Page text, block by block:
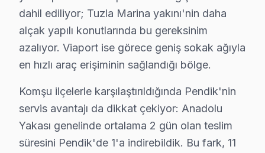
Sapanbağları'nda Hisense TV Servisi
Sapanbağları Mahallesi, genellikle konforlu yaşam
Sülüntepe'de Hisense TV Servisi
Sülüntepe Mahallesi, genellikle sakin bir yaşam
Şeyhli'de Hisense TV Servisi
Şeyhli Mahallesi, yoğun bir yerleşim yapısına sahip
dahil ediliyor; Tuzla Marina yakını'nin daha
alçak yapılı konutlarında bu gereksinim
azalıyor. Viaport ise görece geniş sokak ağıyla
en hızlı araç erişiminin sağlandığı bölge.
Komşu ilçelerle karşılaştırıldığında Pendik'nin
servis avantajı da dikkat çekiyor: Anadolu
Yakası genelinde ortalama 2 gün olan teslim
süresini Pendik'de 1'a indirebildik. Bu fark, 11